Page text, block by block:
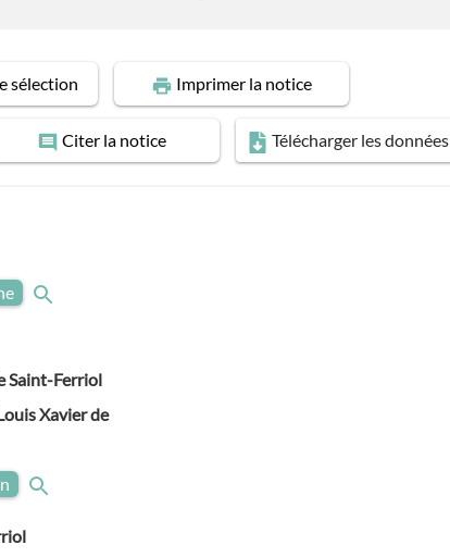
sélection Imprimerla notice
Citer la notice Télécharger les données
Saint-Ferriol
Xavier de